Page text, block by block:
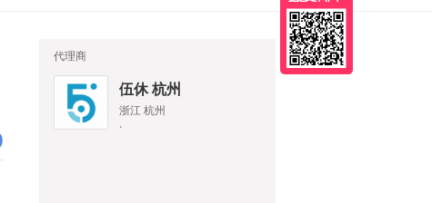
代理商
伍休 杭州
浙江 杭州
·